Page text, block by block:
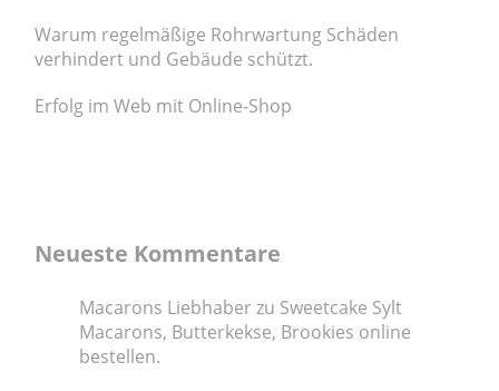
Warum regelmäßige Rohrwartung Schäden
verhindert und Gebäude schützt.
Erfolg im Web mit Online-Shop
Neueste Kommentare
Macarons Liebhaber zu Sweetcake Sylt
Macarons, Butterkekse, Brookies online
bestellen.